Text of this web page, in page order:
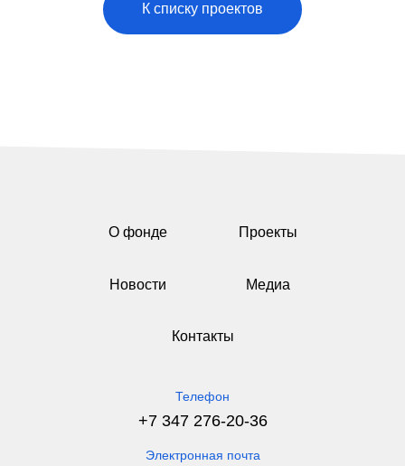
К списку проектов
+7 347 276-20-36
Телефон
Электронная почта
О фонде Проекты
Медиа
Контакты
Новости